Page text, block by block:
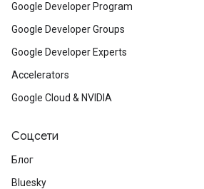
Google Developer Program
Google Developer Groups
Google Developer Experts
Accelerators
Google Cloud & NVIDIA
Соцсети
Блог
Bluesky